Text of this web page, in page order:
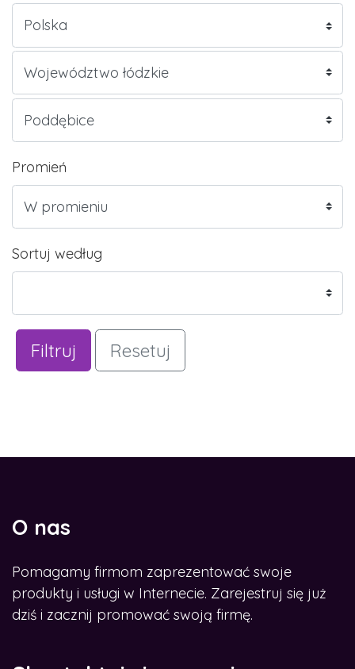
Promień
Sortuj według
Filtruj Resetuj
O nas
Pomagamy firmom zaprezentować swoje
produkty i usługi w Internecie. Zarejestruj się już
dziś i zacznij promować swoją firmę.